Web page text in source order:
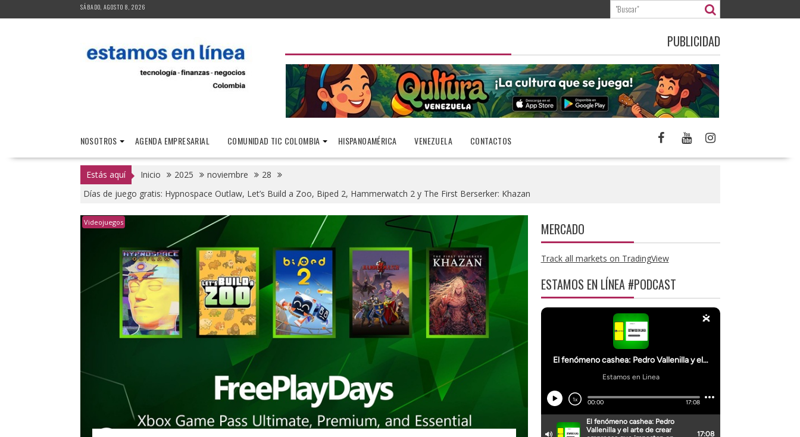
al
SÁBADO, AGOSTO 8, 2026
PUBLICIDAD
NOSOTROS AGENDA EMPRESARIAL COMUNIDAD TIC COLOMBIA HISPANOAMÉRICA VENEZUELA CONTACTOS
Estás aquí Inicio 2025 noviembre
28
Días de juego gratis: Hypnospace Outlaw, Let’s Build a Zoo, Biped 2, Hammerwatch 2 y The First Berserker: Khazan
Videojuegos MERCADO
Track all markets on TradingView
ESTAMOS EN LÍNEA #PODCAST